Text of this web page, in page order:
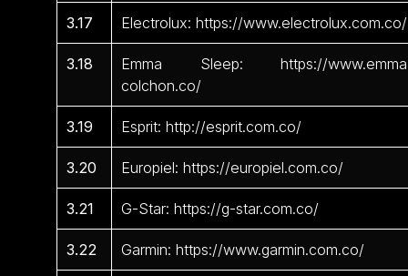
3.17 Electrolux: https://www.electrolux.com.co/
3.18
Emma Sleep: https://
colchon.co/
3.19 Esprit: http://esprit.com.co/
3.20 Europiel: https://europiel.com.co/
3.21 G-Star: https://g-star.com.co/
3.22 Garmin: https://www.garmin.com.co/